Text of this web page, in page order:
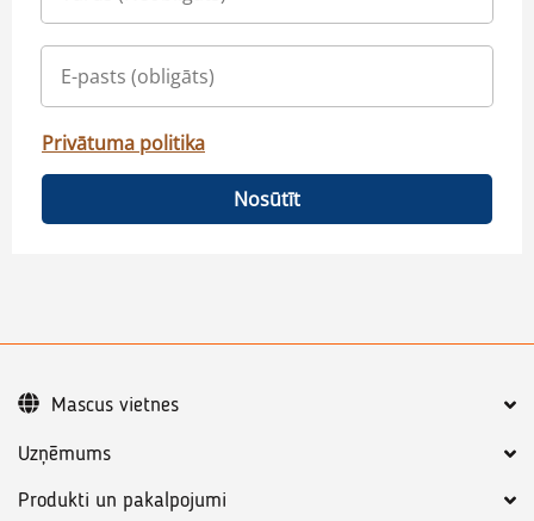
Privātuma politika
Nosūtīt
Uzņēmums
Produkti un pakalpojumi
Mascus vietnes